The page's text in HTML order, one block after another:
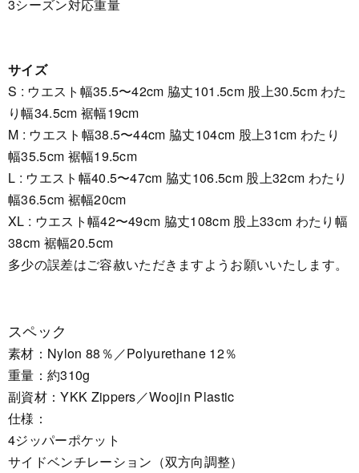
3シーズン対応重量
サイズ
S : ウエスト幅35.5〜42cm 脇丈101.5cm 股上30.5cm わた
り幅34.5cm 裾幅19cm
M : ウエスト幅38.5〜44cm 脇丈104cm 股上31cm わたり
幅35.5cm 裾幅19.5cm
L : ウエスト幅40.5〜47cm 脇丈106.5cm 股上32cm わたり
幅36.5cm 裾幅20cm
XL : ウエスト幅42〜49cm 脇丈108cm 股上33cm わたり幅
38cm 裾幅20.5cm
多少の誤差はご容赦いただきますようお願いいたします。
スペック
素材：Nylon 88％／Polyurethane 12％
重量：約310g
副資材：YKK Zippers／Woojin Plastic
仕様：
4ジッパーポケット
サイドベンチレーション（双方向調整）